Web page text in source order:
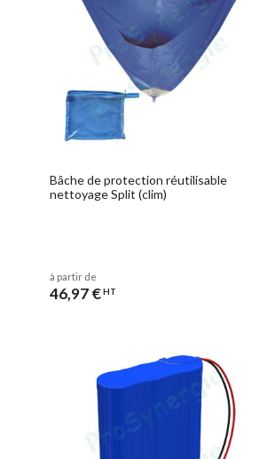
Bâche de protection réutilisable
nettoyage Split (clim)
à partir de
46,97 €HT